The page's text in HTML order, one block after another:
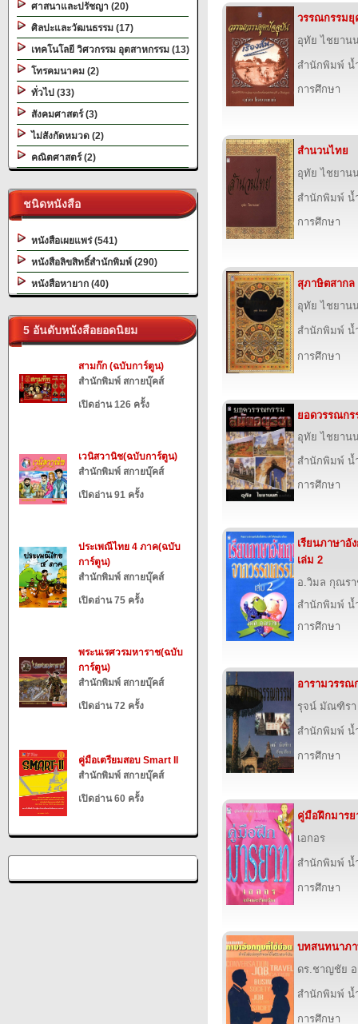
ศาสนาและปรัชญา (20)
ศิลปะและวัฒนธรรม (17)
เทคโนโลยี วิศวกรรม อุตสาหกรรม (13)
โทรคมนาคม (2)
ทั่วไป (33)
สังคมศาสตร์ (3)
ไม่สังกัดหมวด (2)
คณิตศาสตร์ (2)
ชนิดหนังสือ
หนังสือเผยแพร่ (541)
หนังสือลิขสิทธิ์สำนักพิมพ์ (290)
หนังสือหายาก (40)
5 อันดับหนังสือยอดนิยม
สามก๊ก (ฉบับการ์ตูน)
สำนักพิมพ์ สกายบุ๊คส์
เปิดอ่าน 126 ครั้ง
เวนิสวานิช(ฉบับการ์ตูน)
สำนักพิมพ์ สกายบุ๊คส์
เปิดอ่าน 91 ครั้ง
ประเพณีไทย 4 ภาค(ฉบับ
การ์ตูน)
สำนักพิมพ์ สกายบุ๊คส์
เปิดอ่าน 75 ครั้ง
พระนเรศวรมหาราช(ฉบับ
การ์ตูน)
สำนักพิมพ์ สกายบุ๊คส์
เปิดอ่าน 72 ครั้ง
คู่มือเตรียมสอบ Smart II
สำนักพิมพ์ สกายบุ๊คส์
เปิดอ่าน 60 ครั้ง
วรรณกรรมยุ
อุทัย ไชยาน
สำนักพิมพ์ น้
การศึกษา
สำนวนไทย
อุทัย ไชยาน
สำนักพิมพ์ น้
การศึกษา
สุภาษิตสากล
อุทัย ไชยาน
สำนักพิมพ์ น้
การศึกษา
ยอดวรรณก
อุทัย ไชยาน
สำนักพิมพ์ น้
การศึกษา
เรียนภาษาอั
เล่ม 2
อ.วิมล กุณร
สำนักพิมพ์ น้
การศึกษา
อารามวรรณ
รุจน์ มัณฑิรา
สำนักพิมพ์ น้
การศึกษา
คู่มือฝึกมารย
เอกอร
สำนักพิมพ์ น้
การศึกษา
บทสนทนาภ
ดร.ชาญชัย
สำนักพิมพ์ น้
การศึกษา